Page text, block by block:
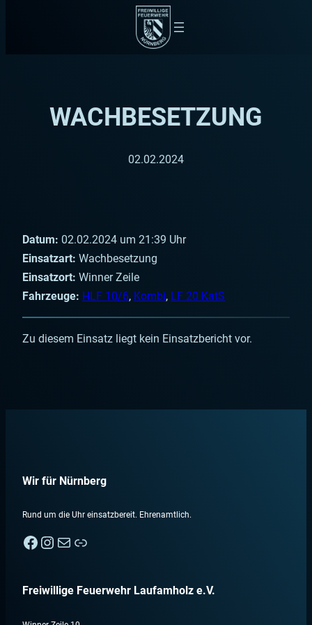
WACHBESETZUNG
02.02.2024
Datum: 02.02.2024 um 21:39 Uhr
Einsatzart: Wachbesetzung
Einsatzort: Winner Zeile
Fahrzeuge: HLF 10/6, Kombi, LF 20 KatS
Zu diesem Einsatz liegt kein Einsatzbericht vor.
Wir für Nürnberg
Rund um die Uhr einsatzbereit. Ehrenamtlich.
Facebook Instagram E-Mail Nebenan
Freiwillige Feuerwehr Laufamholz e.V.